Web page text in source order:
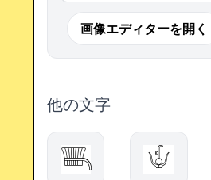
画像エディターを開く
他の文字
𓇧 𓄎